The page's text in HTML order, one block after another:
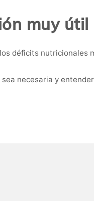
muy útil
déficits nutricionales
necesaria y